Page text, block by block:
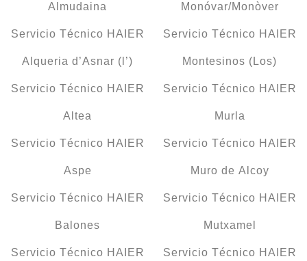
Almudaina
Servicio Técnico HAIER
Alqueria d’Asnar (l’)
Servicio Técnico HAIER
Altea
Servicio Técnico HAIER
Aspe
Servicio Técnico HAIER
Balones
Servicio Técnico HAIER
Monóvar/Monòver
Servicio Técnico HAIER
Montesinos (Los)
Servicio Técnico HAIER
Murla
Servicio Técnico HAIER
Muro de Alcoy
Servicio Técnico HAIER
Mutxamel
Servicio Técnico HAIER